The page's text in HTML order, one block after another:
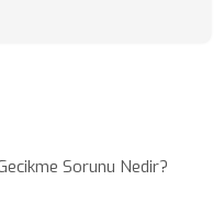
Sorunu Nedir?